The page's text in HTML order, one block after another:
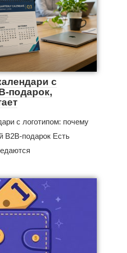
с
подарок,
с логотипом: почему
B2B-подарок Есть